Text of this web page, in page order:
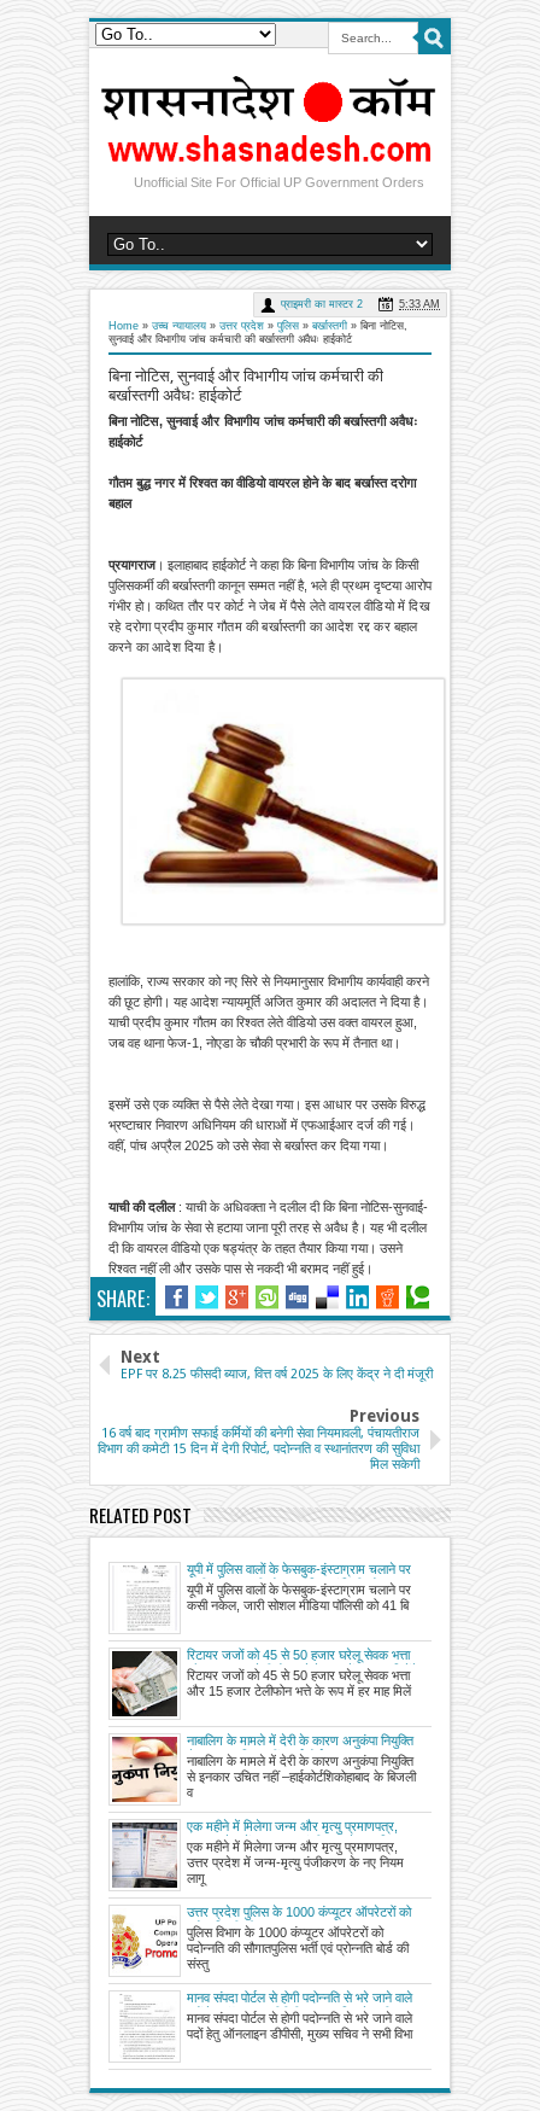
Unofficial Site For Official UP Government Orders
Home » उच्च न्यायालय » उत्तर प्रदेश » पुलिस » बर्खास्तगी » बिना नोटिस,
सुनवाई और विभागीय जांच कर्मचारी की बर्खास्तगी अवैधः हाईकोर्ट
बिना नोटिस, सुनवाई और विभागीय जांच कर्मचारी की
बर्खास्तगी अवैधः हाईकोर्ट
प्राइमरी का मास्टर 2 5:33 AM
बिनानोटिस, सुनवाई और विभागीय जांचकर्मचारी की बर्खास्तगी अवैधः
हाईकोर्ट
गौतम बुद्ध नगर में रिश्वत का वीडियो वायरल होने के बाद बर्खास्त दरोगा
बहाल
प्रयागराज। इलाहाबाद हाईकोर्ट ने कहा कि बिना विभागीय जांच के किसी
पुलिसकर्मी की बर्खास्तगी कानून सम्मत नहीं है, भले ही प्रथम दृष्टया आरोप
गंभीर हो। कथित तौर पर कोर्ट ने जेब में पैसे लेते वायरल वीडियो में दिख
रहे दरोगा प्रदीप कुमार गौतम की बर्खास्तगी का आदेश रद्द कर बहाल
करने का आदेश दिया है।
हालांकि, राज्य सरकार को नए सिरे से नियमानुसार विभागीय कार्यवाही करने
की छूट होगी। यह आदेश न्यायमूर्ति अजित कुमार की अदालत ने दिया है।
याची प्रदीप कुमार गौतम का रिश्वत लेते वीडियो उस वक्त वायरल हुआ,
जब वह थाना फेज-1, नोएडा के चौकी प्रभारी के रूप में तैनात था।
इसमें उसे एक व्यक्ति से पैसे लेते देखा गया। इस आधार पर उसके विरुद्ध
भ्रष्टाचार निवारण अधिनियम की धाराओं में एफआईआर दर्ज की गई।
वहीं, पांच अप्रैल 2025 को उसे सेवा से बर्खास्त कर दिया गया।
याची की दलील: याची के अधिवक्ता ने दलील दी कि बिना नोटिस-सुनवाई-
विभागीय जांच के सेवा से हटाया जाना पूरी तरह से अवैध है। यह भी दलील
दी कि वायरल वीडियो एक षड्यंत्र के तहत तैयार किया गया। उसने
रिश्वत नहीं ली और उसके पास से नकदी भी बरामद नहीं हुई।
SHARE:
Next
EPF पर 8.25 फीसदी ब्याज, वित्त वर्ष 2025 के लिए केंद्र ने दी मंजूरी
Previous
16 वर्ष बाद ग्रामीण सफाई कर्मियों की बनेगी सेवा नियमावली, पंचायतीराज
विभाग की कमेटी 15 दिन में देगी रिपोर्ट, पदोन्नति व स्थानांतरण की सुविधा
मिल सकेगी
RELATED POST
यूपी में पुलिस वालों के फेसबुक-इंस्टाग्राम चलाने पर
कसी नकेल, जारी सोशल मीडिया पॉलिसी को 41
बिन्दुओं में समझिए, जानिए क्या-क्या हुआ
प्रतिबंधित?
यूपी में पुलिस वालों के फेसबुक-इंस्टाग्राम चलाने पर
कसी नकेल, जारी सोशल मीडिया पॉलिसी को 41 बि
रिटायर जजों को 45 से 50 हजार घरेलू सेवक भत्ता
और 15 हजार टेलीफोन भत्ते के रूप में हर माह मिलेंगे
रिटायर जजों को 45 से 50 हजार घरेलू सेवक भत्ता
और 15 हजार टेलीफोन भत्ते के रूप में हर माह मिलें
नाबालिग के मामले में देरी के कारण अनुकंपा नियुक्ति
से इनकार उचित नहीं –हाईकोर्ट
नाबालिग के मामले में देरी के कारण अनुकंपा नियुक्ति
से इनकार उचित नहीं –हाईकोर्टशिकोहाबाद के बिजली
व
एक महीने में मिलेगा जन्म और मृत्यु प्रमाणपत्र,
उत्तर प्रदेश में जन्म-मृत्यु पंजीकरण के नए नियम
लागू, पंचायतों को भेजा गया निर्देश
एक महीने में मिलेगा जन्म और मृत्यु प्रमाणपत्र,
उत्तर प्रदेश में जन्म-मृत्यु पंजीकरण के नए नियम
लागू
उत्तर प्रदेश पुलिस के 1000 कंप्यूटर ऑपरेटरों को
पदोन्नति की सौगात
पुलिस विभाग के 1000 कंप्यूटर ऑपरेटरों को
पदोन्नति की सौगातपुलिस भर्ती एवं प्रोन्नति बोर्ड की
संस्तु
मानव संपदा पोर्टल से होगी पदोन्नति से भरे जाने वाले
पदों हेतु ऑनलाइन डीपीसी, मुख्य सचिव ने सभी
विभागों के सचिव को दिए निर्देश
मानव संपदा पोर्टल से होगी पदोन्नति से भरे जाने वाले
पदों हेतु ऑनलाइन डीपीसी, मुख्य सचिव ने सभी विभा